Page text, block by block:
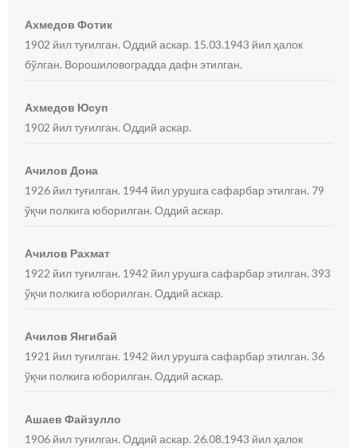
Ахмедов Фотик
1902 йил туғилган. Оддий аскар. 15.03.1943 йил ҳалок
бўлган. Ворошиловоградда дафн этилган.
Ахмедов Юсуп
1902 йил туғилган. Оддий аскар.
Ачилов Дона
1926 йил туғилган. 1944 йил урушга сафарбар этилган. 79
ўқчи полкига юборилган. Оддий аскар.
Ачилов Рахмат
1922 йил туғилган. 1942 йил урушга сафарбар этилган. 393
ўқчи полкига юборилган. Оддий аскар.
Ачилов Янгибай
1921 йил туғилган. 1942 йил урушга сафарбар этилган. 36
ўқчи полкига юборилган. Оддий аскар.
Ашаев Файзулло
1906 йил туғилган. Оддий аскар. 26.08.1943 йил ҳалок